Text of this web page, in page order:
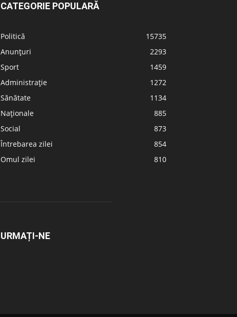
CATEGORIE POPULARĂ
Politică
15735
Anunțuri
2293
Sport
1459
Administrație
1272
Sănătate
1134
Naționale
885
Social
873
Întrebarea zilei
854
Omul zilei
810
URMAȚI-NE